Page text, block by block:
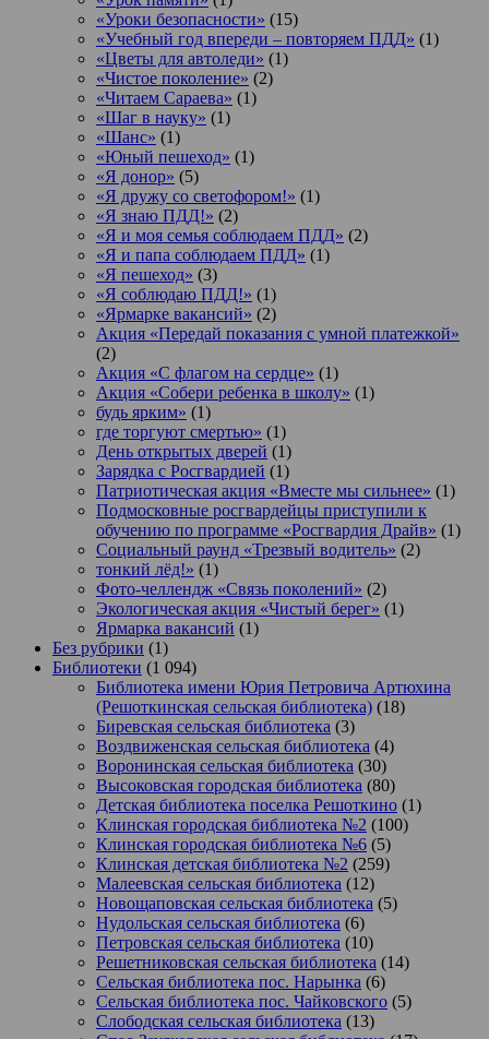
«Уроки безопасности» (15)
«Учебный год впереди – повторяем ПДД» (1)
«Цветы для автоледи» (1)
«Чистое поколение» (2)
«Читаем Сараева» (1)
«Шаг в науку» (1)
«Шанс» (1)
«Юный пешеход» (1)
«Я донор» (5)
«Я дружу со светофором!» (1)
«Я знаю ПДД!» (2)
«Я и моя семья соблюдаем ПДД» (2)
«Я и папа соблюдаем ПДД» (1)
«Я пешеход» (3)
«Я соблюдаю ПДД!» (1)
«Ярмарке вакансий» (2)
Акция «Передай показания с умной платежкой»
(2)
Акция «С флагом на сердце» (1)
Акция «Собери ребенка в школу» (1)
будь ярким» (1)
где торгуют смертью» (1)
День открытых дверей (1)
Зарядка с Росгвардией (1)
Патриотическая акция «Вместе мы сильнее» (1)
Подмосковные росгвардейцы приступили к
обучению по программе «Росгвардия Драйв» (1)
Социальный раунд «Трезвый водитель» (2)
тонкий лёд!» (1)
Фото-челлендж «Связь поколений» (2)
Экологическая акция «Чистый берег» (1)
Ярмарка вакансий (1)
Без рубрики (1)
Библиотеки (1 094)
Библиотека имени Юрия Петровича Артюхина
(Решоткинская сельская библиотека) (18)
Биревская сельская библиотека (3)
Воздвиженская сельская библиотека (4)
Воронинская сельская библиотека (30)
Высоковская городская библиотека (80)
Детская библиотека поселка Решоткино (1)
Клинская городская библиотека №2 (100)
Клинская городская библиотека №6 (5)
Клинская детская библиотека №2 (259)
Малеевская сельская библиотека (12)
Новощаповская сельская библиотека (5)
Нудольская сельская библиотека (6)
Петровская сельская библиотека (10)
Решетниковская сельская библиотека (14)
Сельская библиотека пос. Нарынка (6)
Сельская библиотека пос. Чайковского (5)
Слободская сельская библиотека (13)